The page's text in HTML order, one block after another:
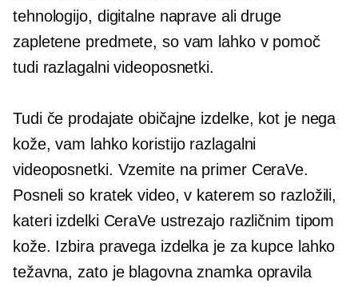
tehnologijo, digitalne naprave ali druge
zapletene predmete, so vam lahko v pomoč
tudi razlagalni videoposnetki.
Tudi če prodajate običajne izdelke, kot je nega
kože, vam lahko koristijo razlagalni
videoposnetki. Vzemite na primer CeraVe.
Posneli so kratek video, v katerem so razložili,
kateri izdelki CeraVe ustrezajo različnim tipom
kože. Izbira pravega izdelka je za kupce lahko
težavna, zato je blagovna znamka opravila